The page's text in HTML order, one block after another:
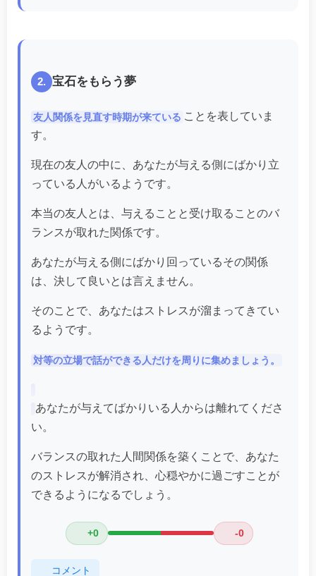
2. 宝石をもらう夢
友人関係を見直す時期が来ている ことを表していま
す。
現在の友人の中に、あなたが与える側にばかり立
っている人がいるようです。
本当の友人とは、与えることと受け取ることのバ
ランスが取れた関係です。
あなたが与える側にばかり回っているその関係
は、決して良いとは言えません。
そのことで、あなたはストレスが溜まってきてい
るようです。
対等の立場で話ができる人だけを周りに集めましょう。
あなたが与えてばかりいる人からは離れてくださ
い。
バランスの取れた人間関係を築くことで、あなた
のストレスが解消され、心穏やかに過ごすことが
できるようになるでしょう。
+0 -0
コメント